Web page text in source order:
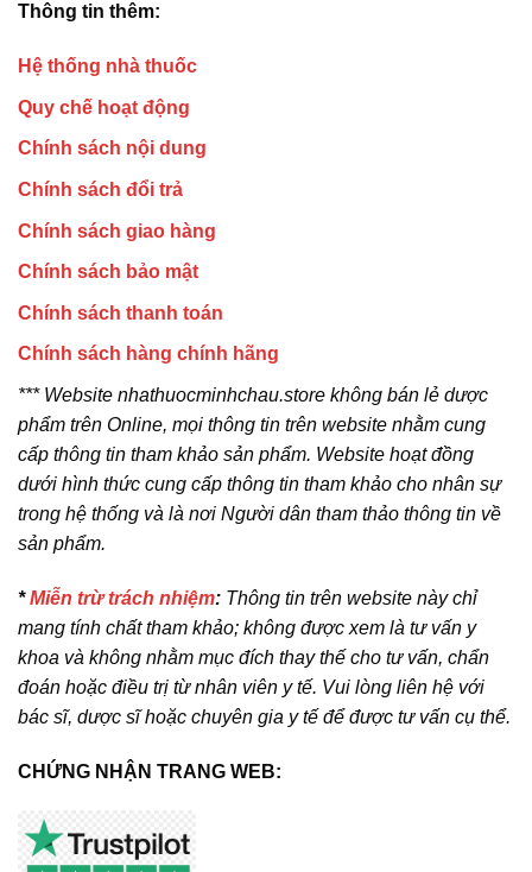
Thông tin thêm:
Hệ thống nhà thuốc
Quy chế hoạt động
Chính sách nội dung
Chính sách đổi trả
Chính sách giao hàng
Chính sách bảo mật
Chính sách thanh toán
Chính sách hàng chính hãng
*** Website nhathuocminhchau.store không bán lẻ dược
phẩm trên Online, mọi thông tin trên website nhằm cung
cấp thông tin tham khảo sản phẩm. Website hoạt đồng
dưới hình thức cung cấp thông tin tham khảo cho nhân sự
trong hệ thống và là nơi Người dân tham thảo thông tin về
sản phẩm.
*Miễn trừ trách nhiệm: Thông tin trên website này chỉ
mang tính chất tham khảo; không được xem là tư vấn y
khoa và không nhằm mục đích thay thế cho tư vấn, chẩn
đoán hoặc điều trị từ nhân viên y tế. Vui lòng liên hệ với
bác sĩ, dược sĩ hoặc chuyên gia y tế để được tư vấn cụ thể.
CHỨNG NHẬN TRANG WEB: